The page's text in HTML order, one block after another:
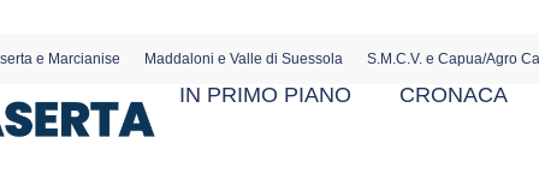
e Marcianise Maddaloni e Valle di Suessola S.M.C.V. e Capua/Agro
IN PRIMO PIANO CRONACA